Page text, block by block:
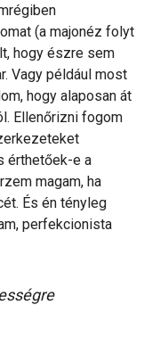
(a majonéz folyt
hogy észre sem
Vagy például most
hogy alaposan át
Ellenőrizni fogom
érthetőek-e a
magam, ha
És én tényleg
perfekcionista